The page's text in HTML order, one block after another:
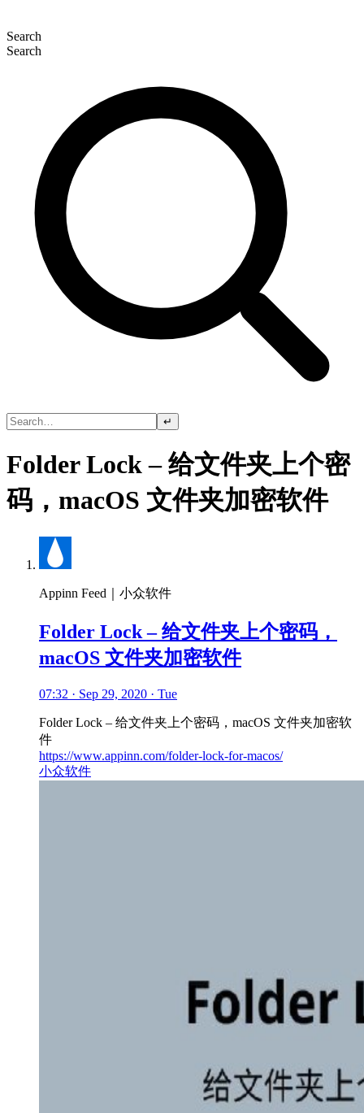
Search
Search
↵
Folder Lock – 给文件夹上个密
码，macOS 文件夹加密软件
Appinn Feed｜小众软件
Folder Lock – 给文件夹上个密码，
macOS 文件夹加密软件
07:32 · Sep 29, 2020 · Tue
Folder Lock – 给文件夹上个密码，macOS 文件夹加密软
件
https://www.appinn.com/folder-lock-for-macos/
小众软件